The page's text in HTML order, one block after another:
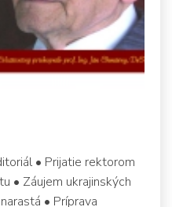
• Prijatie rektorom
• Záujem ukrajinských
• Príprava